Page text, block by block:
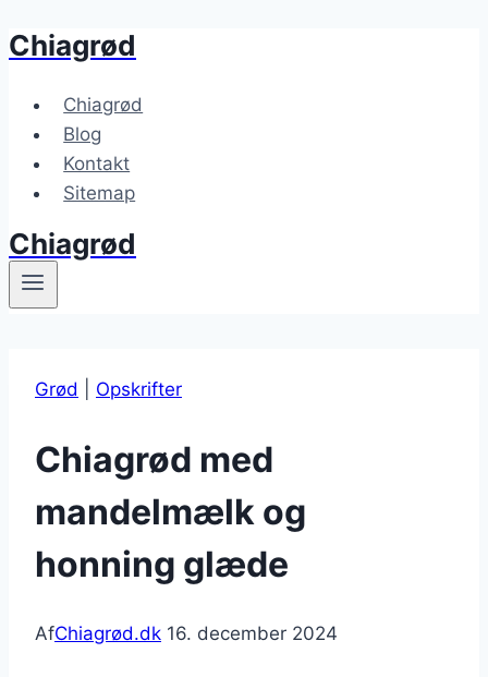
Fortsæt
indhold
Chiagrød
Chiagrød
Blog
Kontakt
Sitemap
Chiagrød
Grød Opskrifter
Chiagrød med
mandelmælk og
honning glæde
AfChiagrød.dk 16. december 2024